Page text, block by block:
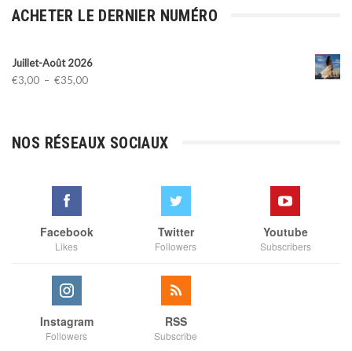
ACHETER LE DERNIER NUMÉRO
Juillet-Août 2026
€3,00 – €35,00Plage
à
NOS RÉSEAUX SOCIAUX
Facebook
Likes
Twitter
Followers
Youtube
Subscribers
Instagram
Followers
RSS
Subscribe